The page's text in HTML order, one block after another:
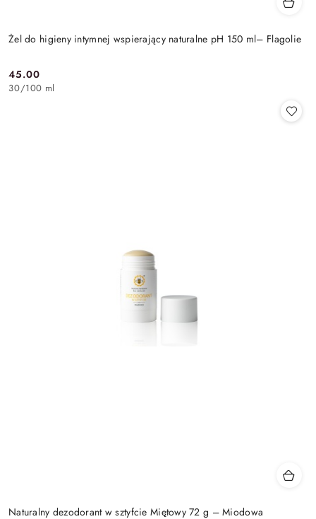
Żel do higieny intymnej wspierający naturalne pH 150 ml– Flagolie
Cena:
45.00
30/100 ml
Naturalny dezodorant w sztyfcie Miętowy 72 g – Miodowa